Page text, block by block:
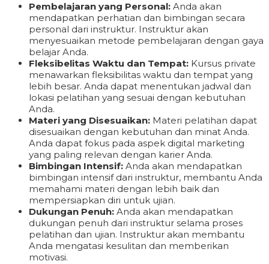
Pembelajaran yang Personal: Anda akan
mendapatkan perhatian dan bimbingan secara
personal dari instruktur. Instruktur akan
menyesuaikan metode pembelajaran dengan gaya
belajar Anda.
Fleksibelitas Waktu dan Tempat: Kursus private
menawarkan fleksibilitas waktu dan tempat yang
lebih besar. Anda dapat menentukan jadwal dan
lokasi pelatihan yang sesuai dengan kebutuhan
Anda.
Materi yang Disesuaikan: Materi pelatihan dapat
disesuaikan dengan kebutuhan dan minat Anda.
Anda dapat fokus pada aspek digital marketing
yang paling relevan dengan karier Anda.
Bimbingan Intensif: Anda akan mendapatkan
bimbingan intensif dari instruktur, membantu Anda
memahami materi dengan lebih baik dan
mempersiapkan diri untuk ujian.
Dukungan Penuh: Anda akan mendapatkan
dukungan penuh dari instruktur selama proses
pelatihan dan ujian. Instruktur akan membantu
Anda mengatasi kesulitan dan memberikan
motivasi.